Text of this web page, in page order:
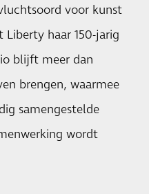
voor kunst
haar 150-jarig
blijft meer dan
brengen, waarmee
samengestelde
wordt